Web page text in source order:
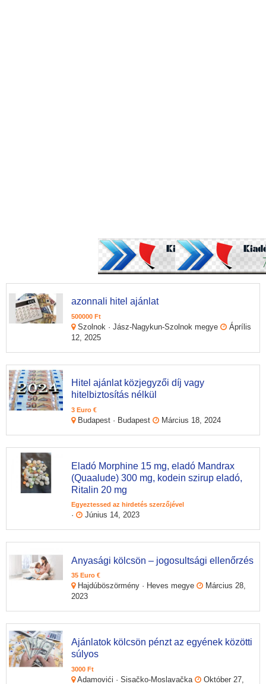
azonnali hitel ajánlat
500000 Ft
Szolnok · Jász-Nagykun-Szolnok megye
Áprílis
12, 2025
Hitel ajánlat közjegyzői díj vagy
hitelbiztosítás nélkül
3 Euro €
Budapest · Budapest Március 18, 2024
Eladó Morphine 15 mg, eladó Mandrax
(Quaalude) 300 mg, kodein szirup eladó,
Ritalin 20 mg
Egyeztessed az hirdetés szerzőjével
· Június 14, 2023
Anyasági kölcsön – jogosultsági ellenőrzés
35 Euro €
Hajdúböszörmény · Heves megye
Március 28,
2023
Ajánlatok kölcsön pénzt az egyének közötti
súlyos
3000 Ft
Adamovići · Sisačko-Moslavačka Október 27,